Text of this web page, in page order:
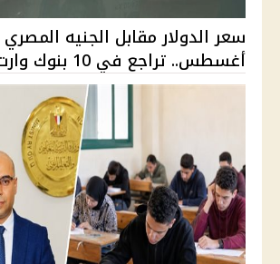
أغسطس.. تراجع في 10 بنوك وارت...